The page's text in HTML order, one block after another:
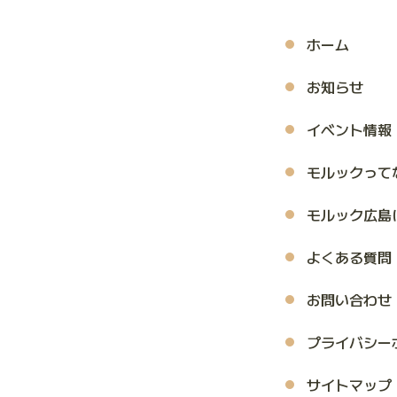
ホーム
お知らせ
イベント情報
モルックって
モルック広島
よくある質問
お問い合わせ
プライバシー
サイトマップ